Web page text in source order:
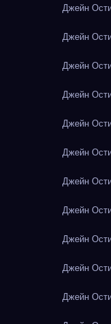
Джейн
Джейн
Джейн
Джейн
Джейн
Джейн
Джейн
Джейн
Джейн
Джейн
Джейн